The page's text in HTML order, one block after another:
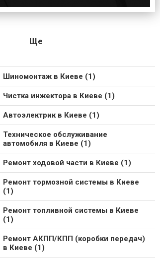
Ще
Шиномонтаж в Киеве (1)
Чистка инжектора в Киеве (1)
Автоэлектрик в Киеве (1)
Техническое обслуживание
автомобиля в Киеве (1)
Ремонт ходовой части в Киеве (1)
Ремонт тормозной системы в Киеве
(1)
Ремонт топливной системы в Киеве
(1)
Ремонт АКПП/КПП (коробки передач)
в Киеве (1)